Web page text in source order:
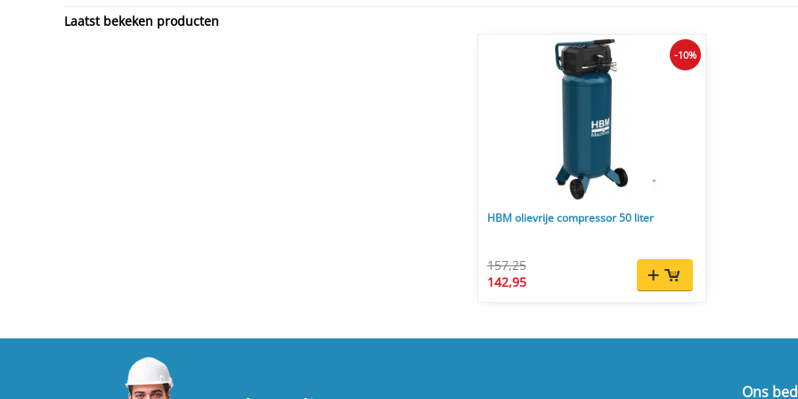
Laatst bekeken producten
HBM olievrije compressor 50 liter
157,25
142,95
-10%
Ons